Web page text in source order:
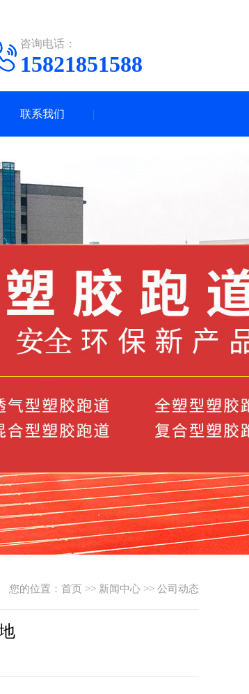
咨询电话：
15821851588
联系我们
您的位置： 首页 >> 新闻中心 >> 公司动态